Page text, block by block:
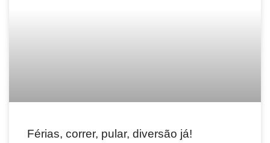
Férias, correr, pular, diversão já!